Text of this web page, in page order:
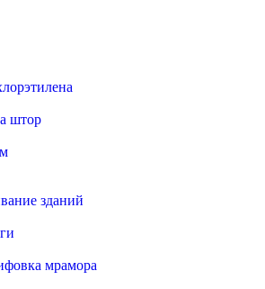
штор
зданий
мрамора